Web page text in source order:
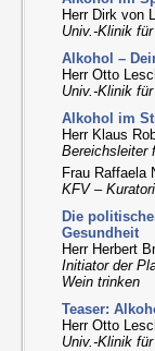
Herr Dirk von
Univ.-Klinik
Alkohol –
Herr Otto
Univ.-Klinik
Alkohol im
Herr Klaus
Bereichsleiter
Frau Raffaela
KFV –
Die
Gesundheit
Herr Herbert
Initiator der
Wein trinken
Teaser:
Herr Otto
Univ.-Klinik